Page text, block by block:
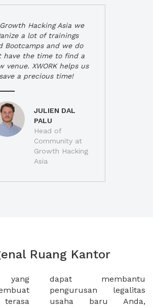
Hacking Asia we
a lot of trainings
Bootcamps and we do
have the time to find a
venue. XWORK helps us
a precious time!
JULIEN DAL
PALU
Head of
Community at
Growth Hacking
Asia
Ruang Kantor
yang
terasa